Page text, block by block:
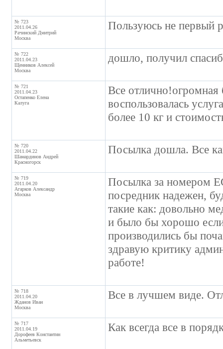
№ 723
2011.04.26
Рачинский Дмитрий
Москва
Пользуюсь не первый
№ 722
2011.04.23
Щенников Алексей
Москва
дошло, получил
№ 721
2011.04.23
Остапенко Елена
Калуга
Все отлично!огромная
воспользовалась
более 10 кг и
№ 720
2011.04.22
Шамардинов Андрей
Красногорск
Посылка дошла. Все
№ 719
2011.04.20
Агарков Александр
Москва
Посылка за номером
посредник надежен,
такие как: довольно
и было бы хорошо
производились бы
здравую критику
работе!
№ 718
2011.04.20
Жданов Иван
Москва
Все в лучшем виде.
№ 717
2011.04.19
Дорофеев Константин
Альметьевск
Как всегда все в